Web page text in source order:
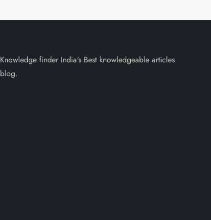
Knowledge finder India's Best knowledgeable articles
blog.